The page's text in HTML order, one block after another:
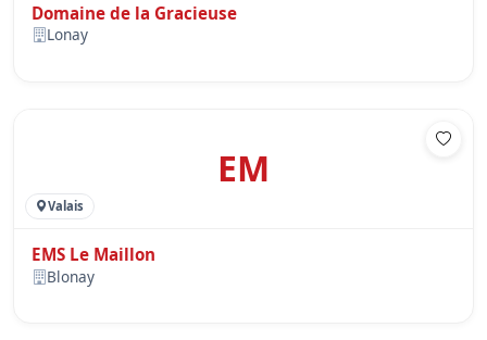
Domaine de la Gracieuse
Lonay
EM
Valais
EMS Le Maillon
Blonay